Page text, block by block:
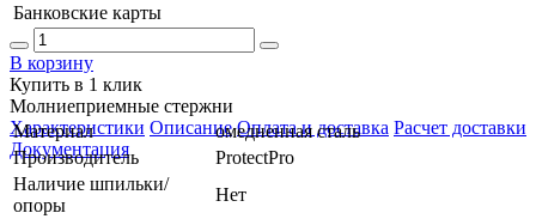
Банковские карты
В корзину
Купить в 1 клик
Молниеприемные стержни
Характеристики Описание Оплата и доставка Расчет доставки
Документация
Материал
омедненная сталь
Производитель
ProtectPro
Наличие шпильки/
опоры
Нет